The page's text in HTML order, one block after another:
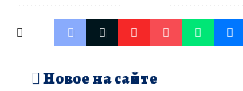
Новое на сайте